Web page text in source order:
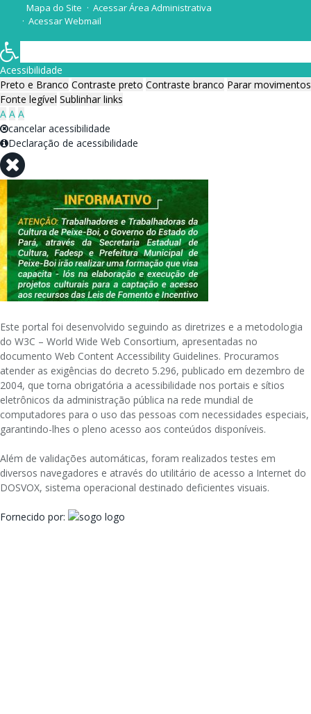
Mapa do Site
Acessar Área Administrativa
Acessar Webmail
Acessibilidade
Preto e Branco Contraste preto Contraste branco Parar movimentos
Fonte legível Sublinhar links
A A A
cancelar acessibilidade
Declaração de acessibilidade
Este portal foi desenvolvido seguindo as diretrizes e a metodologia
do W3C – World Wide Web Consortium, apresentadas no
documento Web Content Accessibility Guidelines. Procuramos
atender as exigências do decreto 5.296, publicado em dezembro de
2004, que torna obrigatória a acessibilidade nos portais e sítios
eletrônicos da administração pública na rede mundial de
computadores para o uso das pessoas com necessidades especiais,
garantindo-lhes o pleno acesso aos conteúdos disponíveis.
Além de validações automáticas, foram realizados testes em
diversos navegadores e através do utilitário de acesso a Internet do
DOSVOX, sistema operacional destinado deficientes visuais.
Fornecido por: